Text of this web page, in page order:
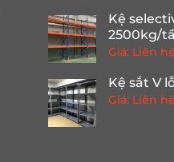
Kệ
2500kg/
Giá: Liên hệ
Kệ sắt V
Giá: Liên hệ